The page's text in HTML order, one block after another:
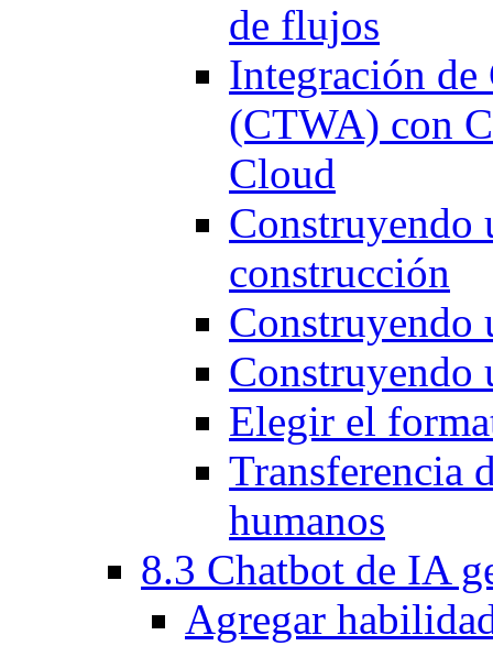
de flujos
Integración
(CTWA) con
Cloud
Construyendo
construcción
Construyendo
Construyendo
Elegir el
Transferencia
humanos
8.3 Chatbot de IA
Agregar